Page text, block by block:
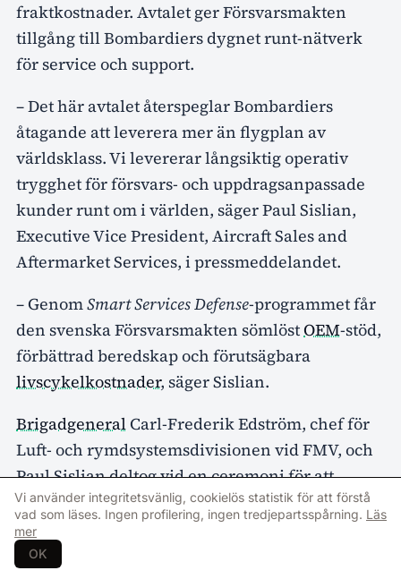
fraktkostnader. Avtalet ger Försvarsmakten
tillgång till Bombardiers dygnet runt-nätverk
för service och support.
– Det här avtalet återspeglar Bombardiers
åtagande att leverera mer än flygplan av
världsklass. Vi levererar långsiktig operativ
trygghet för försvars- och uppdragsanpassade
kunder runt om i världen, säger Paul Sislian,
Executive Vice President, Aircraft Sales and
Aftermarket Services, i pressmeddelandet.
– GenomSmart Services Defense-programmet får
den svenska Försvarsmakten sömlöstOEM-stöd,
förbättrad beredskap och förutsägbara
livscykelkostnader, säger Sislian.
Brigadgeneral Carl-Frederik Edström, chef för
Luft- och rymdsystemsdivisionen vid FMV, och
Paul Sislian deltog vid en ceremoni för att
uppmärksamma det undertecknade avtalet.
Vi använder integritetsvänlig, cookielös statistik för att förstå
vad som läses. Ingen profilering, ingen tredjepartsspårning. Läs
mer
OK